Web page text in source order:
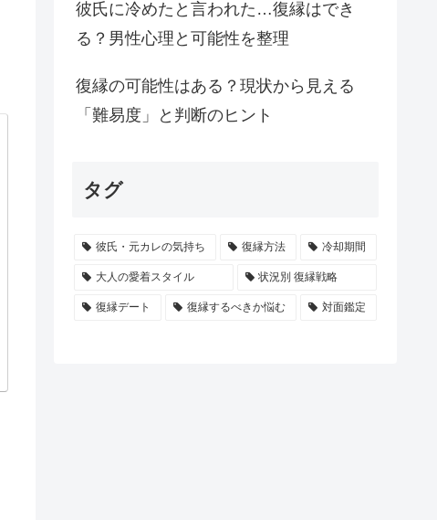
彼氏に冷めたと言われた…復縁はでき
る？男性心理と可能性を整理
復縁の可能性はある？現状から見える
「難易度」と判断のヒント
タグ
彼氏・元カレの気持ち 復縁方法 冷却期間
大人の愛着スタイル 状況別 復縁戦略
復縁デート 復縁するべきか悩む 対面鑑定